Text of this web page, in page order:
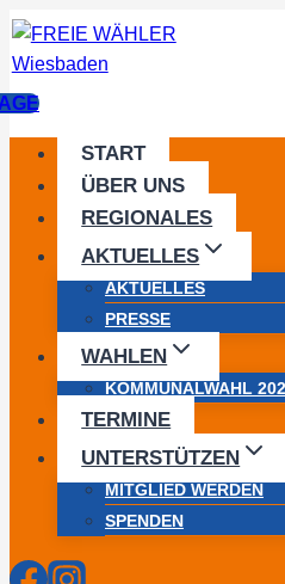
Zum
Inhalt
START
ÜBER UNS
REGIONALES
AKTUELLES
AKTUELLES
PRESSE
WAHLEN
KOMMUNALWAHL
TERMINE
UNTERSTÜTZEN
MITGLIED WERDEN
SPENDEN